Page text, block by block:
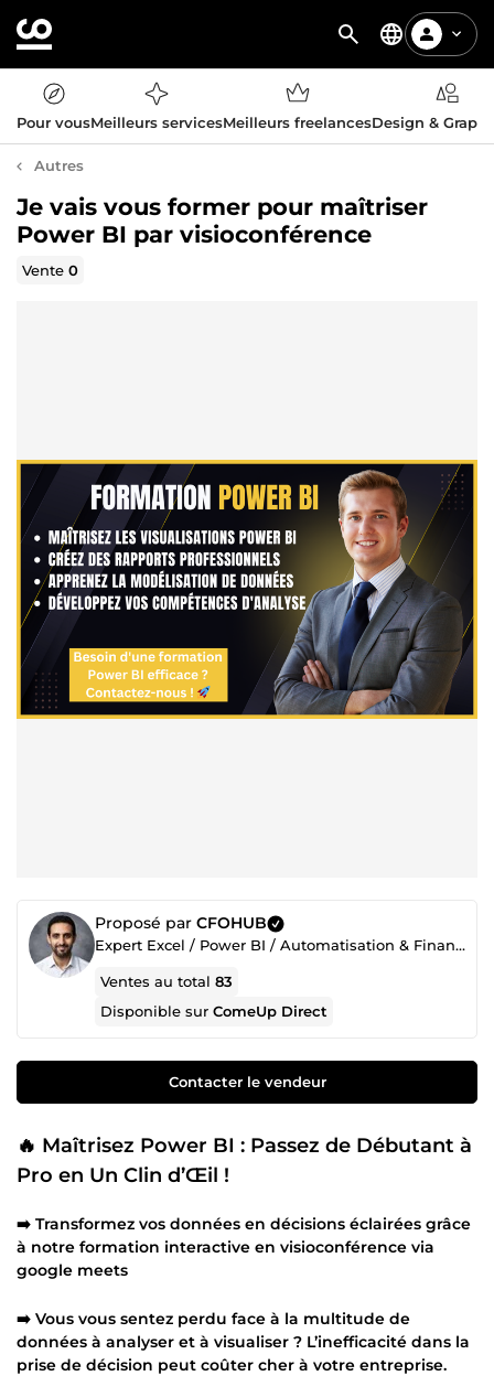
Pour vousMeilleurs servicesMeilleurs freelancesDesign &
Autres
Je vais vous former pour maîtriser
Power BI par visioconférence
Vente0
Proposé par CFOHUB
Expert Excel / Power BI / Automatisation & Finance
Ventes au total83
Disponible surComeUp Direct
Contacter le vendeur
🔥 Maîtrisez Power BI : Passez de Débutant à
Pro en Un Clin d’Œil !
➡️ Transformez vos données en décisions éclairées grâce
à notre formation interactive en visioconférence via
google meets
➡️ Vous vous sentez perdu face à la multitude de
données à analyser et à visualiser ? L’inefficacité dans la
prise de décision peut coûter cher à votre entreprise.